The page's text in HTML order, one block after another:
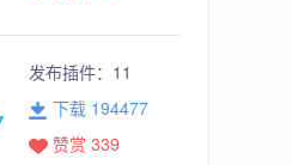
发布插件： 11
下载 194477
赞赏 339